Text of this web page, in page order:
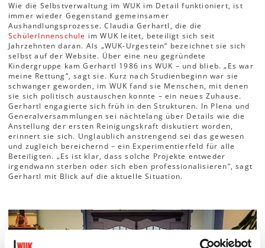
Wie die Selbstverwaltung im WUK im Detail funktioniert, ist
immer wieder Gegenstand gemeinsamer
Aushandlungsprozesse. Claudia Gerhartl, die die
SchülerInnenschule im WUK leitet, beteiligt sich seit
Jahrzehnten daran. Als „WUK-Urgestein“ bezeichnet sie sich
selbst auf der Website. Über eine neu gegründete
Kindergruppe kam Gerhartl 1986 ins WUK – und blieb. „Es war
meine Rettung“, sagt sie. Kurz nach Studienbeginn war sie
schwanger geworden, im WUK fand sie Menschen, mit denen
sie sich politisch austauschen konnte – ein neues Zuhause.
Gerhartl engagierte sich früh in den Strukturen. In Plena und
Generalversammlungen sei nächtelang über Details wie die
Anstellung der ersten Reinigungskraft diskutiert worden,
erinnert sie sich. Unglaublich anstrengend sei das gewesen
und zugleich bereichernd – ein Experimentierfeld für alle
Beteiligten. „Es ist klar, dass solche Projekte entweder
irgendwann sterben oder sich eben professionalisieren“, sagt
Gerhartl mit Blick auf die aktuelle Situation.